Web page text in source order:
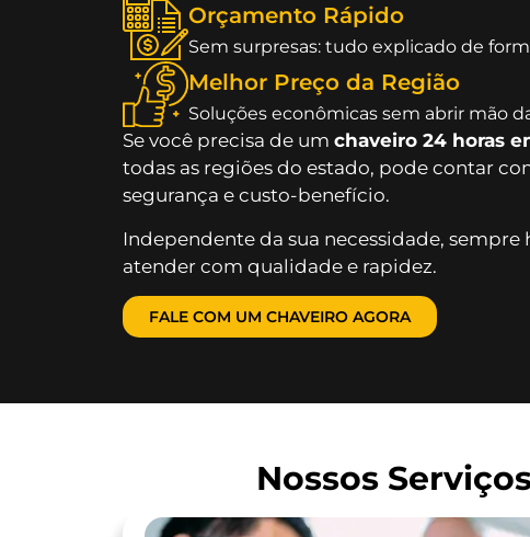
Orçamento Rápido
Sem surpresas: tudo explicado de
Melhor Preço da Região
Soluções econômicas sem abrir mão
Se você precisa de um chaveiro 24 horas
todas as regiões do estado, pode contar
segurança e custo-benefício.
Independente da sua necessidade,
atender com qualidade e rapidez.
FALE COM UM CHAVEIRO AGORA
Nossos